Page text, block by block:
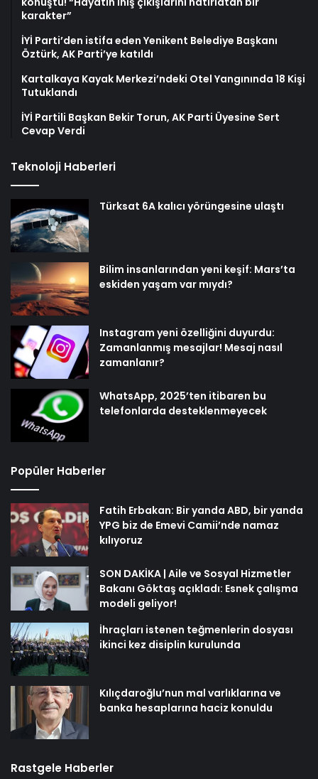
karakter”
İYİ Parti’den istifa eden Yenikent Belediye Başkanı
Öztürk, AK Parti’ye katıldı
Kartalkaya Kayak Merkezi’ndeki Otel Yangınında 18 Kişi
Tutuklandı
İYİ Partili Başkan Bekir Torun, AK Parti Üyesine Sert
Cevap Verdi
Teknoloji Haberleri
Türksat 6A kalıcı yörüngesine ulaştı
Bilim insanlarından yeni keşif: Mars’ta
eskiden yaşam var mıydı?
Instagram yeni özelliğini duyurdu:
Zamanlanmış mesajlar! Mesaj nasıl
zamanlanır?
WhatsApp, 2025’ten itibaren bu
telefonlarda desteklenmeyecek
Popüler Haberler
Fatih Erbakan: Bir yanda ABD, bir yanda
YPG biz de Emevi Camii’nde namaz
kılıyoruz
SON DAKİKA | Aile ve Sosyal Hizmetler
Bakanı Göktaş açıkladı: Esnek çalışma
modeli geliyor!
İhraçları istenen teğmenlerin dosyası
ikinci kez disiplin kurulunda
Kılıçdaroğlu’nun mal varlıklarına ve
banka hesaplarına haciz konuldu
Rastgele Haberler